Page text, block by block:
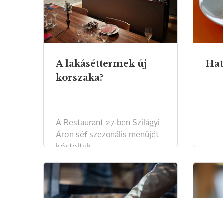
A lakáséttermek új
korszaka?
A Restaurant 27-ben Szilágyi
Áron séf szezonális menüjét
kóstoltuk.